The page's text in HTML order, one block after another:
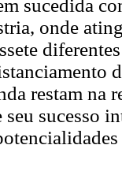
sucedida
onde
restam na
seu sucesso